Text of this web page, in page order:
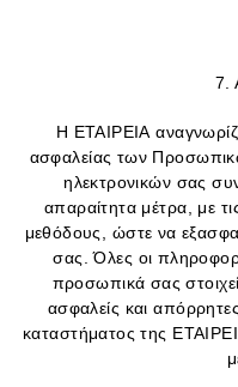
7.
Η ΕΤΑΙΡΕΙΑ
ασφαλείας των
ηλεκτρονικών σας
απαραίτητα μέτρα, με
μεθόδους, ώστε να
σας. Όλες οι
προσωπικά σας
ασφαλείς και
καταστήματος της